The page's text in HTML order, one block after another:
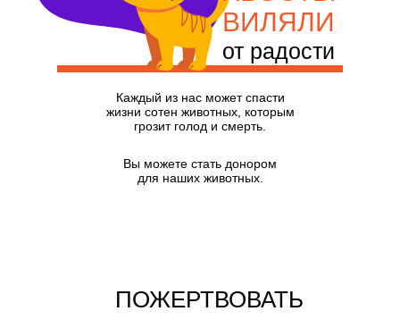
от радости
Вы можете стать донором
для наших животных.
Каждый из нас может спасти
жизни сотен животных, которым
грозит голод и смерть.
ВИЛЯЛИ
ПОЖЕРТВОВАТЬ